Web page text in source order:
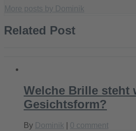
More posts by Dominik
Related Post
Welche Brille steht
Gesichtsform?
By Dominik 0 comment